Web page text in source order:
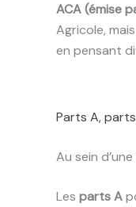
ACA (émise
Agricole,
en pensant
Parts A,
Au sein
Les parts A